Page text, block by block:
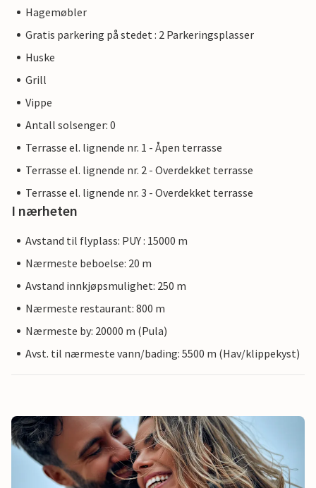
Hagemøbler
Gratis parkering på stedet : 2 Parkeringsplasser
Huske
Grill
Vippe
Antall solsenger: 0
Terrasse el. lignende nr. 1 - Åpen terrasse
Terrasse el. lignende nr. 2 - Overdekket terrasse
Terrasse el. lignende nr. 3 - Overdekket terrasse
I nærheten
Avstand til flyplass: PUY : 15000 m
Nærmeste beboelse: 20 m
Avstand innkjøpsmulighet: 250 m
Nærmeste restaurant: 800 m
Nærmeste by: 20000 m (Pula)
Avst. til nærmeste vann/bading: 5500 m (Hav/klippekyst)